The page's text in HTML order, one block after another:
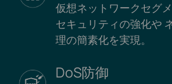
仮想ネットワークセグ
セキュリティの強化や
理の簡素化を実現。
DoS防御